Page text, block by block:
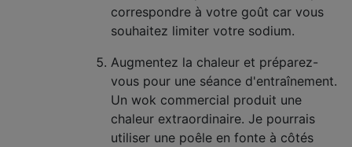
correspondre à votre goût car vous
souhaitez limiter votre sodium.
Augmentez la chaleur et préparez-
vous pour une séance d'entraînement.
Un wok commercial produit une
chaleur extraordinaire. Je pourrais
utiliser une poêle en fonte à côtés